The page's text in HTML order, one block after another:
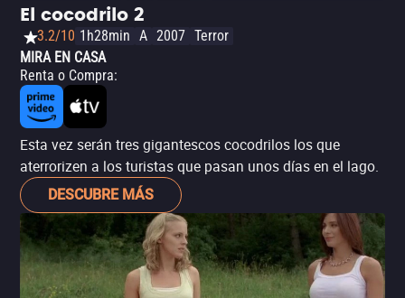
El cocodrilo 2
3.2/10 1h28min A 2007 Terror
MIRA EN CASA
Renta o Compra:
Esta vez serán tres gigantescos cocodrilos los que
aterrorizen a los turistas que pasan unos días en el lago.
DESCUBRE MÁS